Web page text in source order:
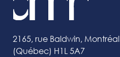
2165, rue Baldwin, Montréal
(Québec) H1L 5A7